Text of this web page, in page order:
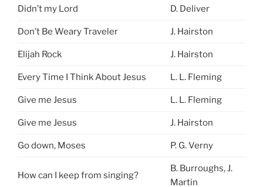
Didn’t my Lord D. Deliver
Don’t Be Weary Traveler J. Hairston
Elijah Rock J. Hairston
Every Time I Think About Jesus L. L. Fleming
Give me Jesus L. L. Fleming
Give me Jesus J. Hairston
Go down, Moses P. G. Verny
How can I keep from singing?
B. Burroughs, J.
Martin